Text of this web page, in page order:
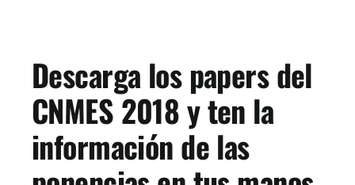
Descarga los papers del
CNMES 2018 y ten la
información de las